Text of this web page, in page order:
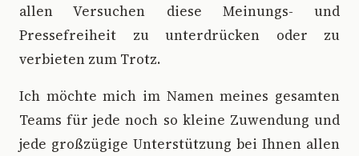
allen Versuchen diese Meinungs- und
Pressefreiheit zu unterdrücken oder zu
verbieten zum Trotz.
Ich möchte mich im Namen meines gesamten
Teams für jede noch so kleine Zuwendung und
jede großzügige Unterstützung bei Ihnen allen